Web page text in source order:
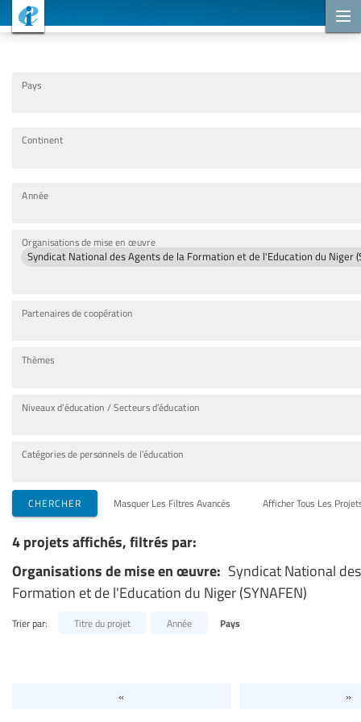
Pays
Continent
Année
Organisations de mise en œuvre
Syndicat National des Agents de la Formation et de l'Education du Niger
Partenaires de coopération
Thèmes
Niveaux d’éducation / Secteurs d’éducation
Catégories de personnels de l’éducation
CHERCHER Masquer Les Filtres Avancés Afficher Tous Les
4 projets affichés, filtrés par:
Organisations de mise en œuvre: Syndicat National
Formation et de l'Education du Niger (SYNAFEN)
Trier par: Titre du projet Année Pays
« »